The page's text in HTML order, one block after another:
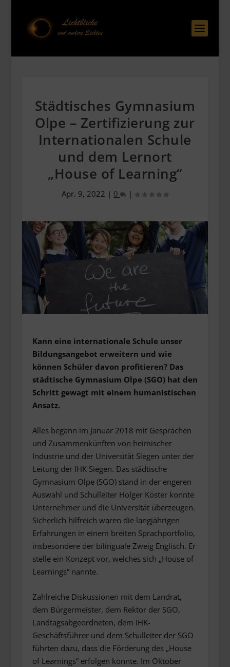
Städtisches Gymnasium
Olpe – Zertifizierung zur
Internationalen Schule
und dem Lernort
„House of Learning“
Apr. 9, 2022 | 0 |
Kann eine internationale Schule unser
Bildungsangebot erweitern und wie
können Schüler davon profitieren? Das
städtische Gymnasium Olpe (SGO) hat den
Schritt gewagt mit einem humanistischen
Ansatz.
Alles begann im Januar 2018 mit Gesprächen
und Zusammenkünften von heimischer
Industrie und der Universität Siegen unter der
Leitung der IHK Siegen. Das städtische
Gymnasium Olpe (SGO) stand in der engeren
Auswahl und Schulleiter Holger Köster konnte
Unternehmer und die Universität überzeugen.
Sicherlich hilfreich waren die langjährigen
Erfahrungen in einem breiten Sprachportfolio,
insbesondere der bilinguale Zweig Englisch. Er
stelle ein Konzept vor, welches sich „House of
Learnings“ nannte.
Zahlreiche Diskussionen mit dem Landrat,
dem Bürgermeister, dem Rektor der SGO,
Landtagsabgeordneten, dem IHK-
Geschäftsführer und dem Schulleiter der SGO
führten dazu, dass die Förderung des „House
of Learnings“ erfolgen konnte. Im Oktober